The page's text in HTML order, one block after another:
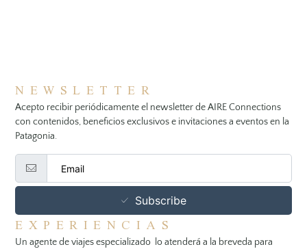
NEWSLETTER
Acepto recibir periódicamente el newsletter de AIRE Connections
con contenidos, beneficios exclusivos e invitaciones a eventos en la
Patagonia.
Subscribe
EXPERIENCIAS
Un agente de viajes especializado lo atenderá a la breveda para